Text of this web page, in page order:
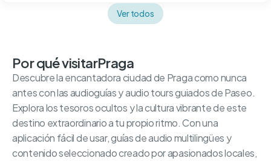
Ver todos
Por qué visitarPraga
Descubre la encantadora ciudad de Praga como nunca
antes con las audioguías y audio tours guiados de Paseo.
Explora los tesoros ocultos y la cultura vibrante de este
destino extraordinario a tu propio ritmo. Con una
aplicación fácil de usar, guías de audio multilingües y
contenido seleccionado creado por apasionados locales,